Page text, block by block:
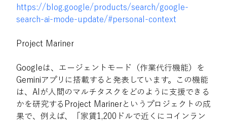
https://blog.google/products/search/google-
search-ai-mode-update/#personal-context
Project Mariner
Googleは、エージェントモード（作業代行機能）を
Geminiアプリに搭載すると発表しています。この機能
は、AIが人間のマルチタスクをどのように支援できる
かを研究するProject Marinerというプロジェクトの成
果で、例えば、「家賃1,200ドルで近くにコインラン